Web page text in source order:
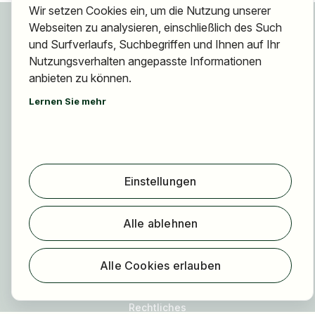
Für Bewerber
Jobs finden
Arbeitgeber finden
Registrierung
Über uns
FAQ
Blog
Newsletter
Unsere Partner
Rechtliches
Wir setzen Cookies ein, um die Nutzung unserer
Webseiten zu analysieren, einschließlich des Such
und Surfverlaufs, Suchbegriffen und Ihnen auf Ihr
Nutzungsverhalten angepasste Informationen
anbieten zu können.
Lernen Sie mehr
Einstellungen
Alle ablehnen
Alle Cookies erlauben